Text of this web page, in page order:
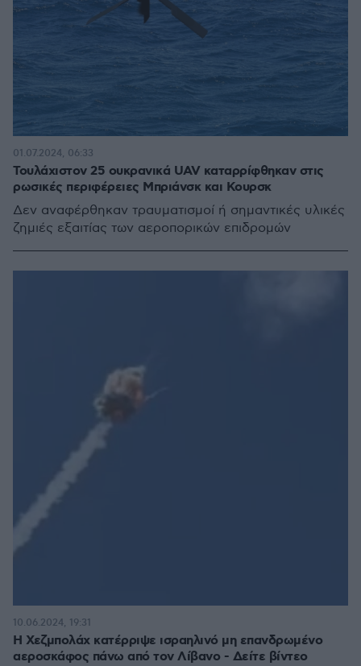
Τουλάχιστον 25 ουκρανικά UAV καταρρίφθηκαν στις
ρωσικές περιφέρειες Μπριάνσκ και Κουρσκ
Δεν αναφέρθηκαν τραυματισμοί ή σημαντικές υλικές
ζημιές εξαιτίας των αεροπορικών επιδρομών
01.07.2024, 06:33
Η Χεζμπολάχ κατέρριψε ισραηλινό μη επανδρωμένο
αεροσκάφος πάνω από τον Λίβανο - Δείτε βίντεο
10.06.2024, 19:31